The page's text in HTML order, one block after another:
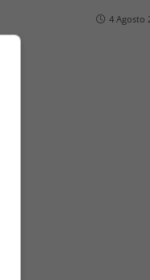
4 Agosto